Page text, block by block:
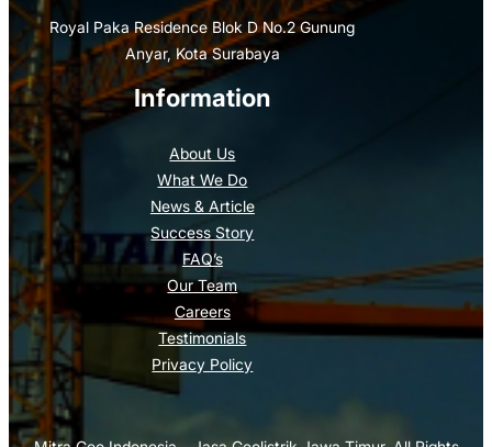
Information
About Us
What We Do
News & Article
Success Story
FAQ’s
Our Team
Careers
Testimonials
Privacy Policy
Royal Paka Residence Blok D No.2 Gunung
Anyar, Kota Surabaya